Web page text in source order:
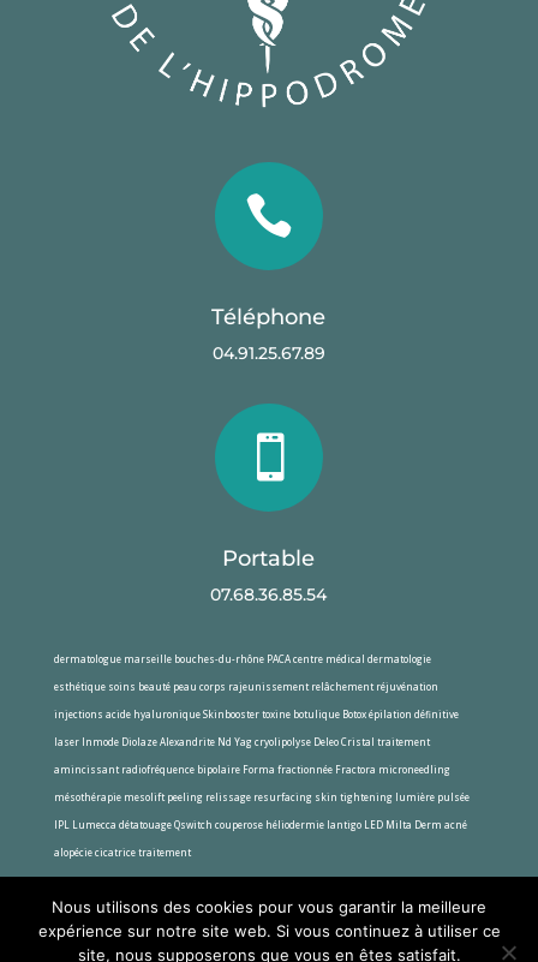

Téléphone
04.91.25.67.89

Portable
07.68.36.85.54
dermatologue marseille bouches-du-rhône PACA centre médical dermatologie
esthétique soins beauté peau corps rajeunissement relâchement réjuvénation
injections acide hyaluronique Skinbooster toxine botulique Botox épilation définitive
laser Inmode Diolaze Alexandrite Nd Yag cryolipolyse Deleo Cristal traitement
amincissant radiofréquence bipolaire Forma fractionnée Fractora microneedling
mésothérapie mesolift peeling relissage resurfacing skin tightening lumière pulsée
IPL Lumecca détatouage Qswitch couperose héliodermie lantigo LED Milta Derm acné
alopécie cicatrice traitement
Médical Production© 2020 | Tous Droits
Nous utilisons des cookies pour vous garantir la meilleure
expérience sur notre site web. Si vous continuez à utiliser ce
site, nous supposerons que vous en êtes satisfait.